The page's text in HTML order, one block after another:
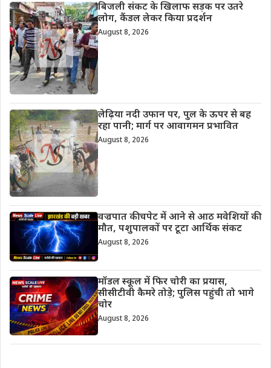
बिजली संकट के खिलाफ सड़क पर उतरे
लोग, कैंडल लेकर किया प्रदर्शन
August 8, 2026
लेढ़िया नदी उफान पर, पुल के ऊपर से बह
रहा पानी; मार्ग पर आवागमन प्रभावित
August 8, 2026
वज्रपात की चपेट में आने से आठ मवेशियों की
मौत, पशुपालकों पर टूटा आर्थिक संकट
August 8, 2026
मॉडल स्कूल में फिर चोरी का प्रयास,
सीसीटीवी कैमरे तोड़े; पुलिस पहुंची तो भागे
चोर
August 8, 2026